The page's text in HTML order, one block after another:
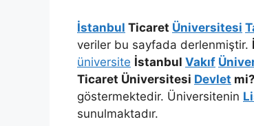
İstanbul Ticaret Üniversitesi
veriler bu sayfada derlenmiştir.
üniversite İstanbul Vakıf
Ticaret Üniversitesi Devlet mi?
göstermektedir. Üniversitenin
sunulmaktadır.